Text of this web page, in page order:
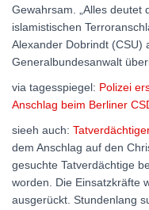
Gewahrsam. „Alles deutet
islamistischen
Alexander Dobrindt (CSU)
Generalbundesanwalt
via tagesspiegel: Polizei
Anschlag beim Berliner
sieeh auch:
dem Anschlag auf den
gesuchte Tatverdächtige
worden. Die Einsatzkräfte
ausgerückt. Stundenlang